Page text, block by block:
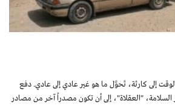
إلى كارثة، تَحوَّل ما هو غير عادي إلى عادي. دفع
"العقلاة"، إلى أن تكون مصدراً آخر من مصادر